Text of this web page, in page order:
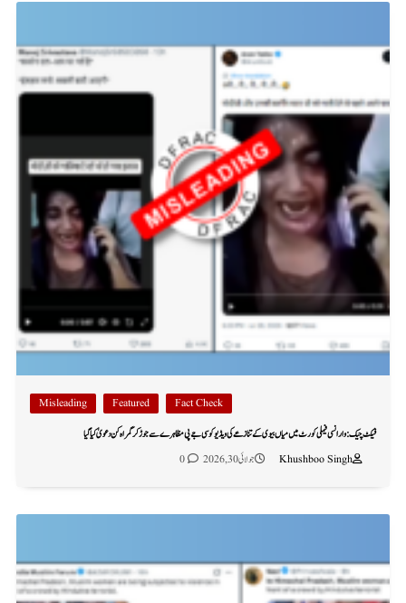
Fact Check
Featured
Misleading
فیکٹ چیک: وارانسی فیملی کورٹ میں میاں بیوی کے تنازعے کی ویڈیو کو سی جے پی مظاہرے سے جوڑ کر گمراہ کن دعویٰ کیا گیا
Khushboo Singh
جولائی 30, 2026 0